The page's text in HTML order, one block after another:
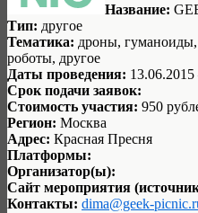
Название:
Тип: другое
Тематика: дроны,
роботы, другое
Даты проведения:
Срок подачи заявок:
Стоимость участия: 950
Регион: Москва
Адрес: Красная Пресня
Платформы:
Организатор(ы):
Сайт мероприятия
Контакты: dima@geek-